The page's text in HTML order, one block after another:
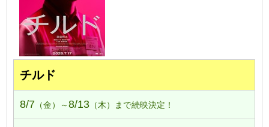
チルド
8/7 （金）～8/13 （木）まで続映決定！